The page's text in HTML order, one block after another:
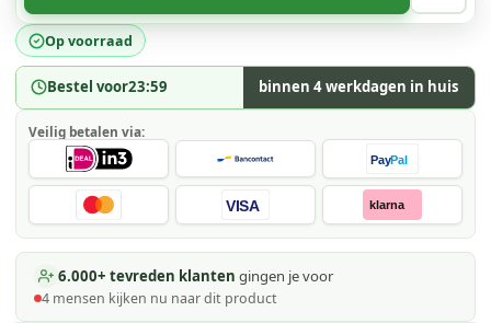
Op voorraad
Bestel voor23:59 binnen 4 werkdagen in huis
Veilig betalen via:
PayPal
VISA klarna
6.000+ tevreden klanten gingen je voor
4 mensen kijken nu naar dit product